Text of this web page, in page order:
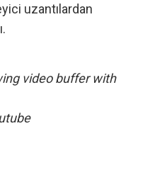
uzantılardan
video buffer with